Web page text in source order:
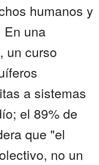
humanos y
En una
un curso
a sistemas
el 89% de
que "el
no un